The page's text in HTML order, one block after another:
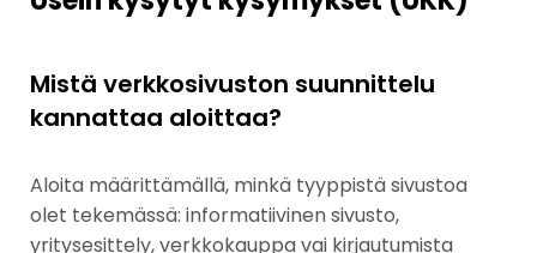
Mistä verkkosivuston suunnittelu
kannattaa aloittaa?
Aloita määrittämällä, minkä tyyppistä sivustoa
olet tekemässä: informatiivinen sivusto,
yritysesittely, verkkokauppa vai kirjautumista